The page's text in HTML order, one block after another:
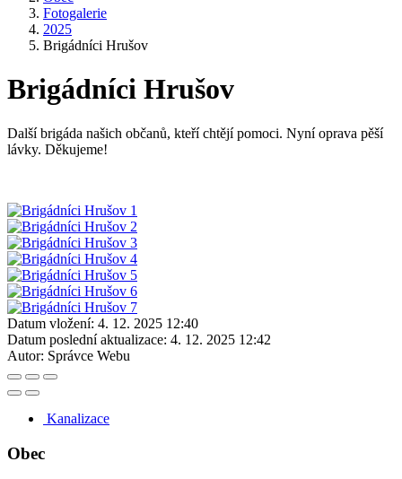
Fotogalerie
2025
Brigádníci Hrušov
Brigádníci Hrušov
Další brigáda našich občanů, kteří chtějí pomoci. Nyní oprava pěší
lávky. Děkujeme!
Datum vložení: 4. 12. 2025 12:40
Datum poslední aktualizace: 4. 12. 2025 12:42
Autor: Správce Webu
Kanalizace
Obec